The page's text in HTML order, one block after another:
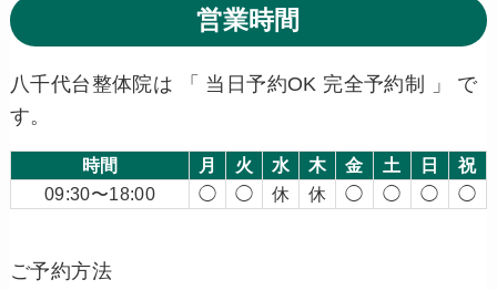
営業時間
八千代台整体院は 「 当日予約OK 完全予約制 」 で
す。
時間 月 火 水 木 金 土 日
祝
09:30〜18:00
◯ ◯ 休 休 ◯ ◯ ◯ ◯
ご予約方法